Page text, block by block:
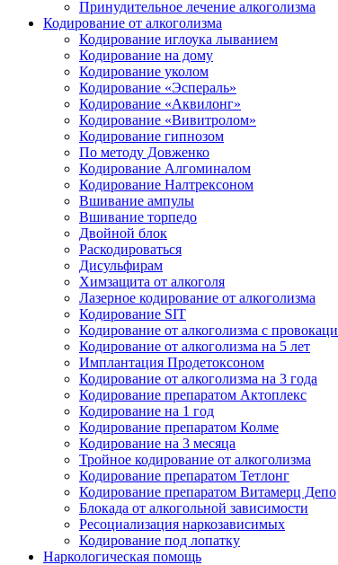
Принудительное лечение алкоголизма
Кодирование от алкоголизма
Кодирование иглоука лыванием
Кодирование на дому
Кодирование уколом
Кодирование «Эспераль»
Кодирование «Аквилонг»
Кодирование «Вивитролом»
Кодирование гипнозом
По методу Довженко
Кодирование Алгоминалом
Кодирование Налтрексоном
Вшивание ампулы
Вшивание торпедо
Двойной блок
Раскодироваться
Дисульфирам
Химзащита от алкоголя
Лазерное кодирование от алкоголизма
Кодирование SIT
Кодирование от алкоголизма с
Кодирование от алкоголизма на 5 лет
Имплантация Продетоксоном
Кодирование от алкоголизма на 3 года
Кодирование препаратом Актоплекс
Кодирование на 1 год
Кодирование препаратом Колме
Кодирование на 3 месяца
Тройное кодирование от алкоголизма
Кодирование препаратом Тетлонг
Кодирование препаратом Витамерц Депо
Блокада от алкогольной зависимости
Ресоциализация наркозависимых
Кодирование под лопатку
Наркологическая помощь